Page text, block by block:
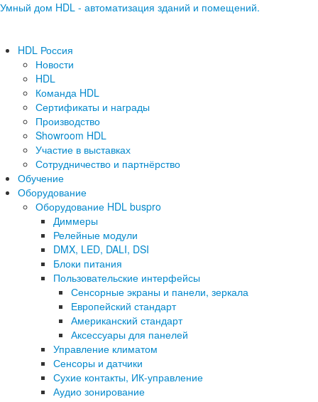
Умный дом HDL - автоматизация зданий и помещений.
HDL Россия
Новости
HDL
Команда HDL
Сертификаты и награды
Производство
Showroom HDL
Участие в выставках
Сотрудничество и партнёрство
Обучение
Оборудование
Оборудование HDL buspro
Диммеры
Релейные модули
DMX, LED, DALI, DSI
Блоки питания
Пользовательские интерфейсы
Сенсорные экраны и панели, зеркала
Европейский стандарт
Американский стандарт
Аксессуары для панелей
Управление климатом
Сенсоры и датчики
Сухие контакты, ИК-управление
Аудио зонирование